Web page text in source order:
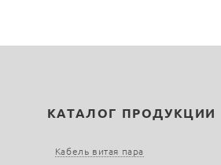
КАТАЛОГ ПРОДУКЦИИ
Кабель витая пара